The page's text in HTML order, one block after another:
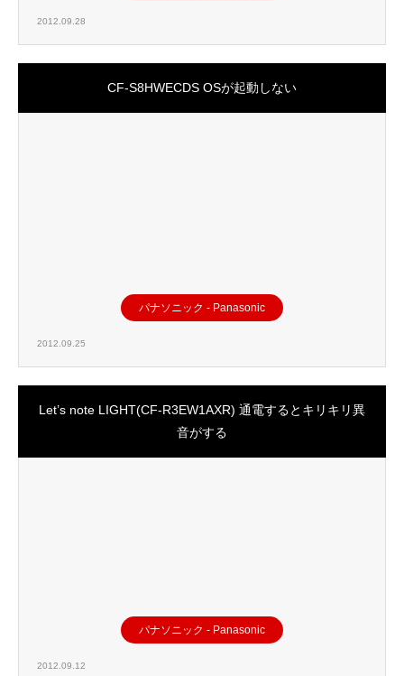
2012.09.28
CF-S8HWECDS OSが起動しない
パナソニック - Panasonic
2012.09.25
Let’s note LIGHT(CF-R3EW1AXR) 通電するとキリキリ異
音がする
パナソニック - Panasonic
2012.09.12